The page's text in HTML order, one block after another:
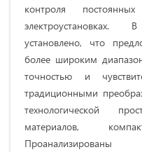
контроля
электроустановках.
установлено, что
более широким
точностью и
традиционными
технологической
материалов,